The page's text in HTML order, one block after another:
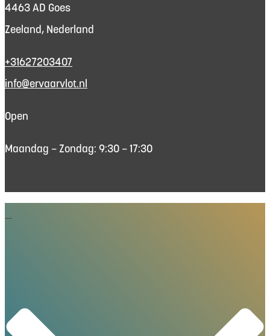
4463 AD Goes
Zeeland, Nederland
+31627203407
info@ervaarvlot.nl
Open
Maandag – Zondag: 9:30 – 17:30